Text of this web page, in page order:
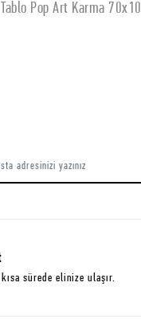
SEPETE EKLE
Pop Art Karma
sürede elinize ulaşır.